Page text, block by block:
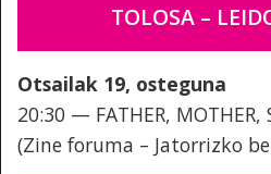
TOLOSA –
Otsailak 19, osteguna
20:30 — FATHER, MOTHER,
(Zine foruma – Jatorrizko